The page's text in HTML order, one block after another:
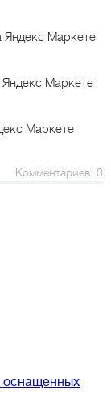
Яндекс Маркете
Яндекс Маркете
Маркете
Комментариев: 0
оснащенных